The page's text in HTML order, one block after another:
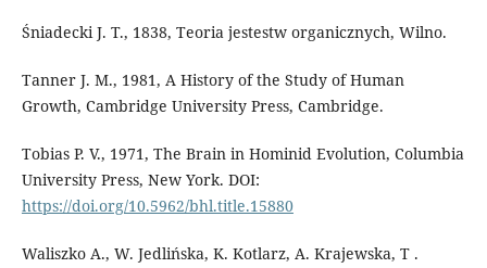
Śniadecki J. T., 1838, Teoria jestestw organicznych, Wilno.
Tanner J. M., 1981, A History of the Study of Human
Growth, Cambridge University Press, Cambridge.
Tobias P. V., 1971, The Brain in Hominid Evolution, Columbia
University Press, New York. DOI:
https://doi.org/10.5962/bhl.title.15880
Waliszko A., W. Jedlińska, K. Kotlarz, A. Krajewska, T .